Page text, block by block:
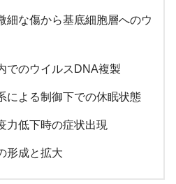
細な傷から基底細胞層へのウ
でのウイルスDNA複製
による制御下での休眠状態
力低下時の症状出現
形成と拡大